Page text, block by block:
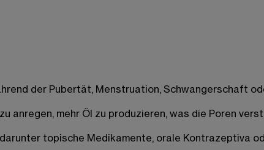
der Pubertät, Menstruation, Schwangerschaft
mehr Öl zu produzieren, was die Poren
topische Medikamente, orale Kontrazeptiva